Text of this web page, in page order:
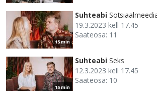
15 min
Suhteabi
19.3.2023 kell 17.45
Saateosa: 11
15 min
Suhteabi Seks
12.3.2023 kell 17.45
Saateosa: 10